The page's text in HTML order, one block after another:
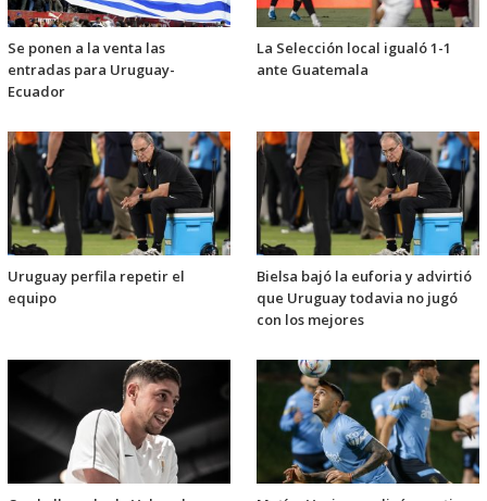
Se ponen a la venta las
entradas para Uruguay-
Ecuador
La Selección local igualó 1-1
ante Guatemala
Uruguay perfila repetir el
equipo
Bielsa bajó la euforia y advirtió
que Uruguay todavia no jugó
con los mejores